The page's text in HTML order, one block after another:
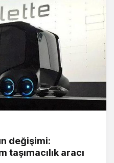
değişimi:
taşımacılık aracı